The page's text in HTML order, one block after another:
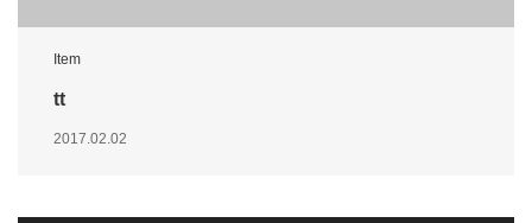
Item
tt
2017.02.02